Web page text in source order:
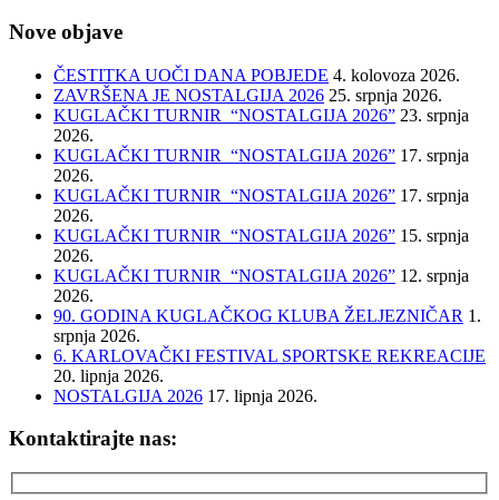
Nove objave
ČESTITKA UOČI DANA POBJEDE 4. kolovoza 2026.
ZAVRŠENA JE NOSTALGIJA 2026 25. srpnja 2026.
KUGLAČKI TURNIR “NOSTALGIJA 2026” 23. srpnja
2026.
KUGLAČKI TURNIR “NOSTALGIJA 2026” 17. srpnja
2026.
KUGLAČKI TURNIR “NOSTALGIJA 2026” 17. srpnja
2026.
KUGLAČKI TURNIR “NOSTALGIJA 2026” 15. srpnja
2026.
KUGLAČKI TURNIR “NOSTALGIJA 2026” 12. srpnja
2026.
90. GODINA KUGLAČKOG KLUBA ŽELJEZNIČAR 1.
srpnja 2026.
6. KARLOVAČKI FESTIVAL SPORTSKE REKREACIJE
20. lipnja 2026.
NOSTALGIJA 2026 17. lipnja 2026.
Kontaktirajte nas: